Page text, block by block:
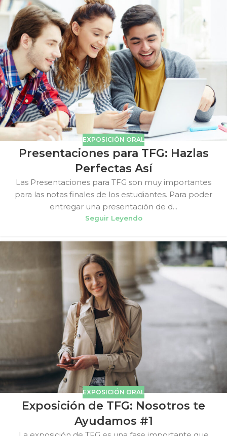
EXPOSICIÓN ORAL
Presentaciones para TFG: Hazlas
Perfectas Así
Las Presentaciones para TFG son muy importantes
para las notas finales de los estudiantes. Para poder
entregar una presentación de d...
Seguir Leyendo
EXPOSICIÓN ORAL
Exposición de TFG: Nosotros te
Ayudamos #1